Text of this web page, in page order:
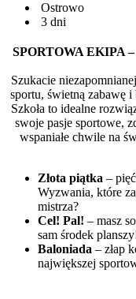
Ostrowo
3 dni
SPORTOWA EKIPA
Szukacie
sportu, świetną zabawę
Szkoła to idealne
swoje pasje sportowe,
wspaniałe chwile na
Złota piątka –
Wyzwania, które
mistrza?
Cel! Pal! – masz
sam środek
Baloniada – złap
największej